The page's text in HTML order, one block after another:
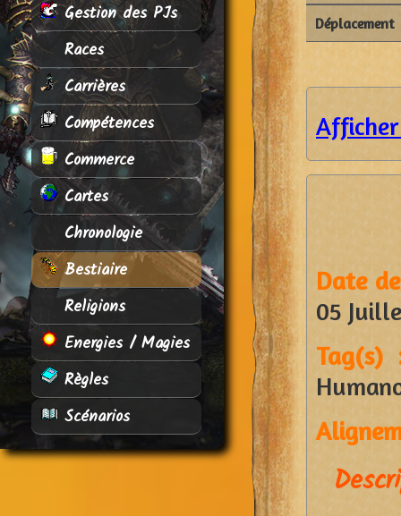
Gestion des PJs
Races
Carrières
Compétences
Commerce
Cartes
Chronologie
Bestiaire
Religions
Energies / Magies
Règles
Scénarios
Déplacement
Date
05
Tag(s)